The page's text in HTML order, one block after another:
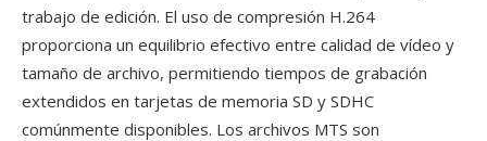
trabajo de edición. El uso de compresión H.264
proporciona un equilibrio efectivo entre calidad de vídeo y
tamaño de archivo, permitiendo tiempos de grabación
extendidos en tarjetas de memoria SD y SDHC
comúnmente disponibles. Los archivos MTS son